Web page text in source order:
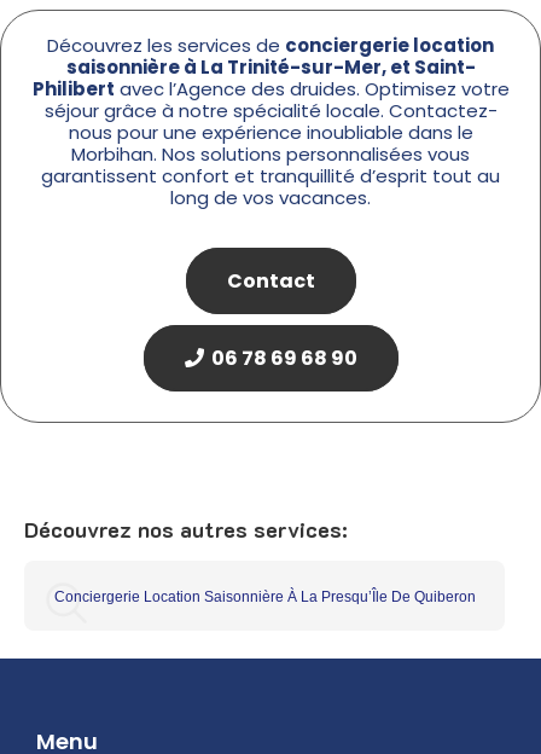
Découvrez les services de conciergerie location
saisonnière à La Trinité-sur-Mer, et Saint-
Philibert avec l’Agence des druides. Optimisez votre
séjour grâce à notre spécialité locale. Contactez-
nous pour une expérience inoubliable dans le
Morbihan. Nos solutions personnalisées vous
garantissent confort et tranquillité d’esprit tout au
long de vos vacances.
Contact
06 78 69 68 90
Découvrez nos autres services:
Conciergerie Location Saisonnière À La Presqu’Île De Quiberon
Menu